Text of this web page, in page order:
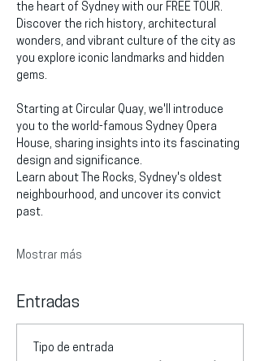
the heart of Sydney with our FREE TOUR.
Discover the rich history, architectural
wonders, and vibrant culture of the city as
you explore iconic landmarks and hidden
gems.
Starting at Circular Quay, we'll introduce
you to the world-famous Sydney Opera
House, sharing insights into its fascinating
design and significance.
Learn about The Rocks, Sydney's oldest
neighbourhood, and uncover its convict
past.
Mostrar más
Entradas
Tipo de entrada